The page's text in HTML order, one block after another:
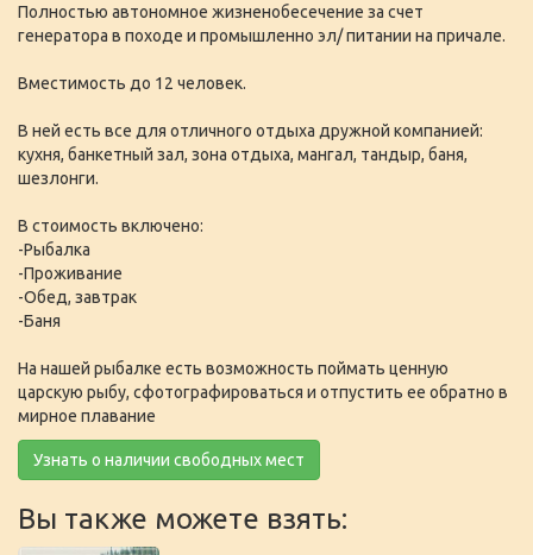
Полностью автономное жизненобесечение за счет
генератора в походе и промышленно эл/ питании на причале.
Вместимость до 12 человек.
В ней есть все для отличного отдыха дружной компанией:
кухня, банкетный зал, зона отдыха, мангал, тандыр, баня,
шезлонги.
В стоимость включено:
-Рыбалка
-Проживание
-Обед, завтрак
-Баня
На нашей рыбалке есть возможность поймать ценную
царскую рыбу, сфотографироваться и отпустить ее обратно в
мирное плавание
Узнать о наличии свободных мест
Вы также можете взять: